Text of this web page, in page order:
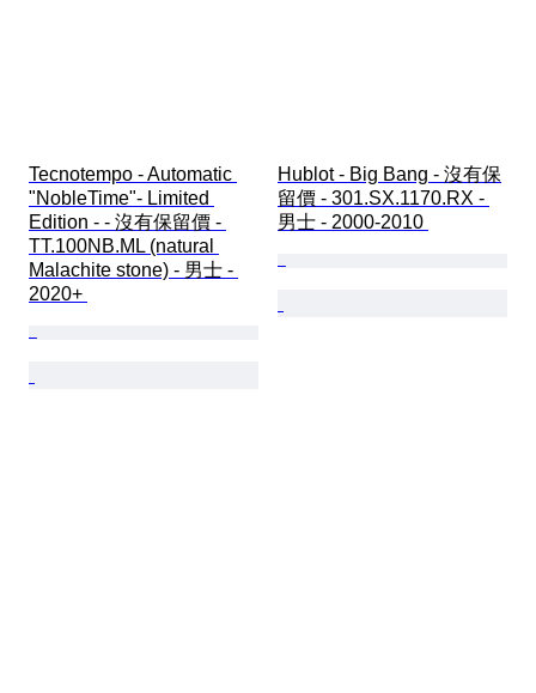
Tecnotempo - Automatic
"NobleTime"- Limited
Edition - - 沒有保留價 -
TT.100NB.ML (natural
Malachite stone) - 男士 -
2020+
Hublot - Big Bang - 沒有保
留價 - 301.SX.1170.RX -
男士 - 2000-2010